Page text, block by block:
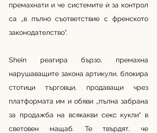
премахнати и че системите ѝ за контрол
са „в пълно съответствие с френското
законодателство“.
Shein реагира бързо, премахна
нарушаващите закона артикули, блокира
стотици търговци, продаващи чрез
платформата им и обяви „пълна забрана
за продажба на всякакви секс кукли“ в
световен мащаб. Те твърдят, че